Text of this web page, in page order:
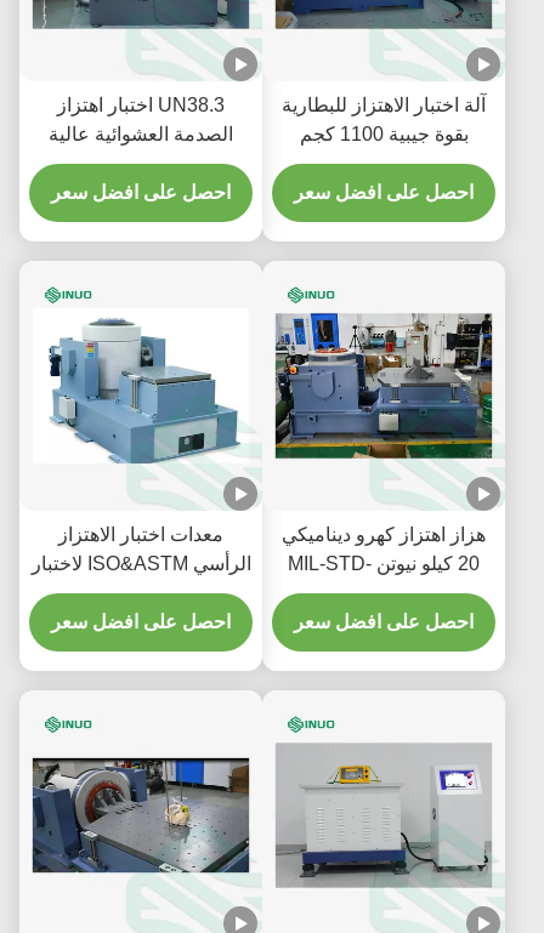
آلة اختبار الاهتزاز للبطارية
بقوة جيبية 1100 كجم
وتسارع 100 جرام
احصل على افضل سعر
UN38.3 اختبار اهتزاز
الصدمة العشوائية عالية
الكفاءة
احصل على افضل سعر
هزاز اهتزاز كهرو ديناميكي
20 كيلو نيوتن MIL-STD-
810G للاختبار البيئي
احصل على افضل سعر
معدات اختبار الاهتزاز
الرأسي ISO&ASTM لاختبار
المكونات
احصل على افضل سعر